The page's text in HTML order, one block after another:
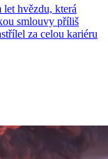
hvězdu, která
smlouvy příliš
za celou kariéru